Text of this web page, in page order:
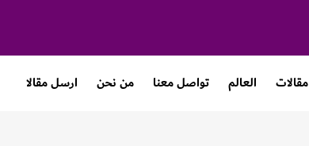
مقالات العالم تواصل معنا من نحن ارسل مقالا